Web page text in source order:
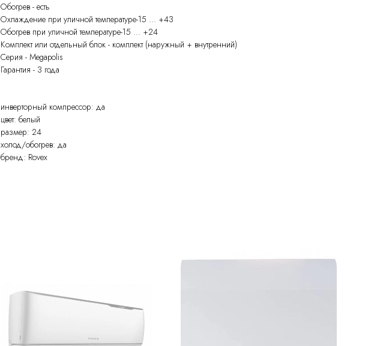
Обогрев - есть
Охлаждение при уличной температуре-15 ... +43
Обогрев при уличной температуре-15 ... +24
Комплект или отдельный блок - комплект (наружный + внутренний)
Серия - Megapolis
Гарантия - 3 года
инверторный компрессор: да
цвет: белый
размер: 24
холод/обогрев: да
бренд: Rovex